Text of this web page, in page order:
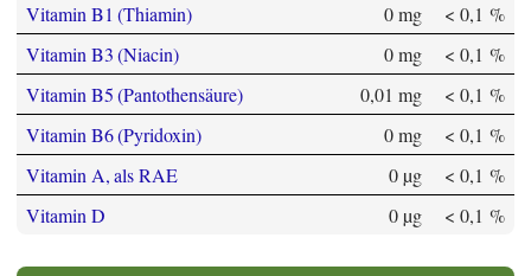
Vitamin B1 (Thiamin)
0 mg
< 0,1 %
Vitamin B3 (Niacin)
0 mg
< 0,1 %
Vitamin B5 (Pantothensäure)
0,01 mg
< 0,1 %
Vitamin B6 (Pyridoxin)
0 mg
< 0,1 %
Vitamin A, als RAE
0 µg
< 0,1 %
Vitamin D
0 µg < 0,1 %